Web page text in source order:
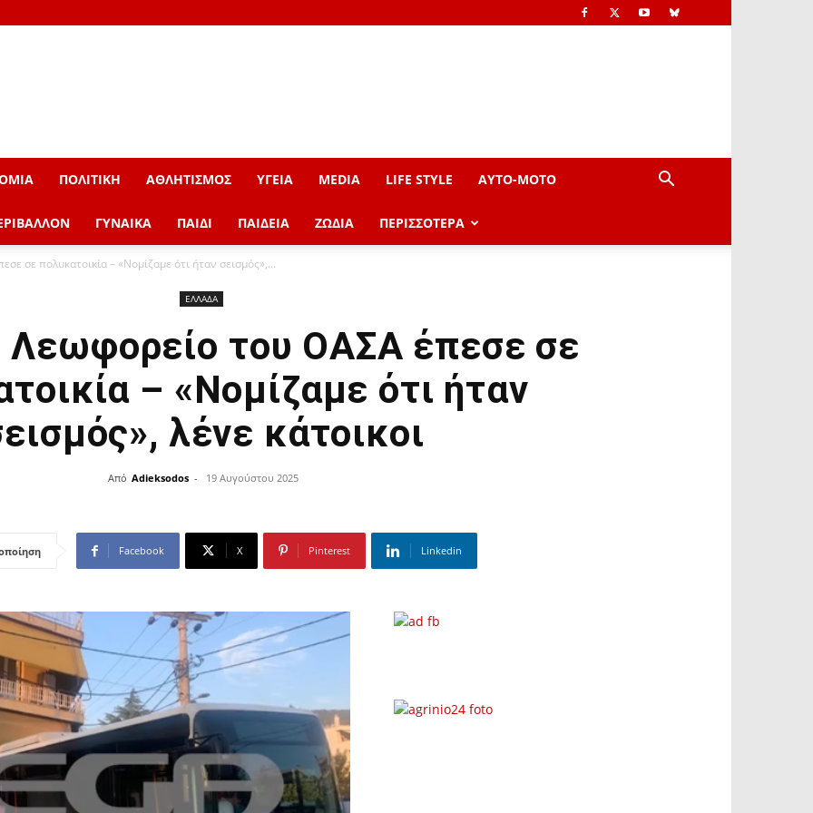
ΠΟΛΙΤΙΚΗ ΑΘΛΗΤΙΣΜΟΣ ΥΓΕΙΑ MEDIA LIFE STYLE AYTO-ΜOTO
ΓΥΝΑΙΚΑ ΠΑΙΔΙ ΠΑΙΔΕΙΑ ΖΩΔΙΑ ΠΕΡΙΣΣΟΤΕΡΑ
σε πολυκατοικία – «Νομίζαμε ότι ήταν σεισμός»,...
ΕΛΛΑΔΑ
του ΟΑΣΑ έπεσε σε
– «Νομίζαμε ότι ήταν
λένε κάτοικοι
Από Adieksodos - 19 Αυγούστου 2025
Facebook X Pinterest Linkedin